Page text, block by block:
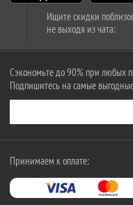
Ищите скидки
не выходя из чата:
Сэкономьте до 90% при любых
Подпишитесь на самые
Принимаем к оплате: